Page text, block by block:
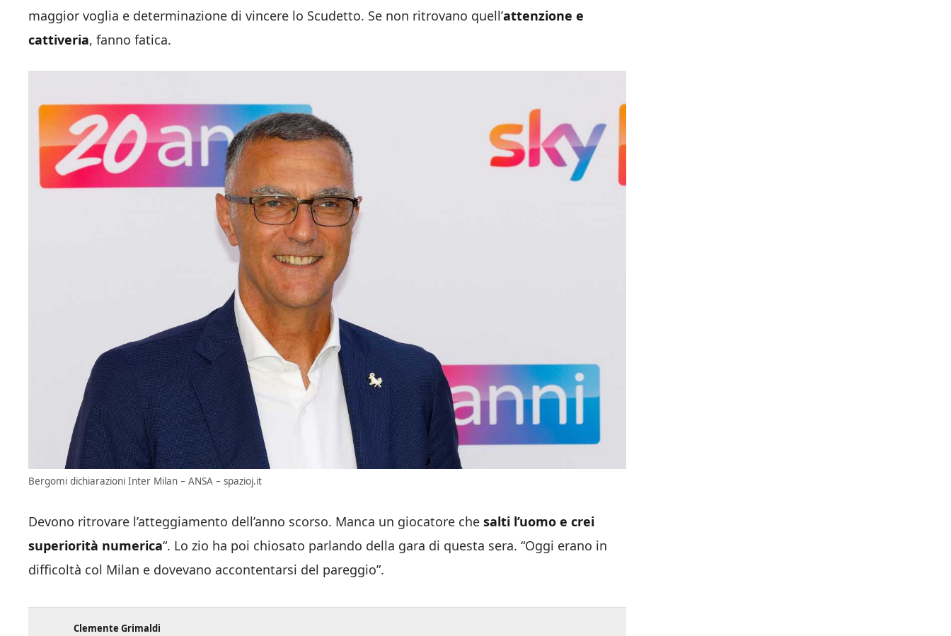
maggior voglia e determinazione di vincere lo Scudetto. Se non ritrovano quell’attenzione e
cattiveria, fanno fatica.
Bergomi dichiarazioni Inter Milan – ANSA – spazioj.it
Devono ritrovare l’atteggiamento dell’anno scorso. Manca un giocatore che salti l’uomo e crei
superiorità numerica“. Lo zio ha poi chiosato parlando della gara di questa sera. “Oggi erano in
difficoltà col Milan e dovevano accontentarsi del pareggio”.
Clemente Grimaldi